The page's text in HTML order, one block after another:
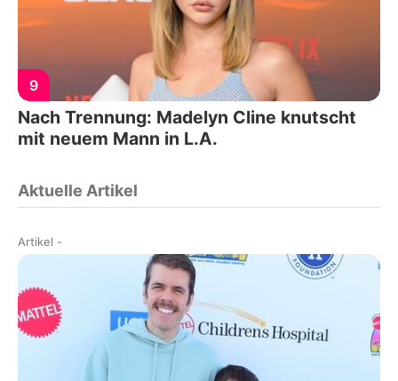
9
Nach Trennung: Madelyn Cline knutscht
mit neuem Mann in L.A.
Aktuelle Artikel
Artikel -